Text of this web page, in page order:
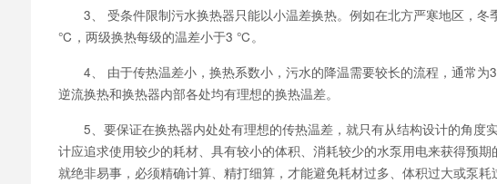
3、 受条件限制污水换热器只能以小温差换热。例如在北方严寒地区，冬
℃，两级换热每级的温差小于3 ℃。
4、 由于传热温差小，换热系数小，污水的降温需要较长的流程，通常为
逆流换热和换热器内部各处均有理想的换热温差。
5、要保证在换热器内处处有理想的传热温差，就只有从结构设计的角度
计应追求使用较少的耗材、具有较小的体积、消耗较少的水泵用电来获得预
就绝非易事，必须精确计算、精打细算，才能避免耗材过多、体积过大或泵